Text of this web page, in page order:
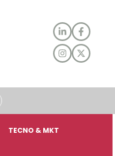
TECNO & MKT